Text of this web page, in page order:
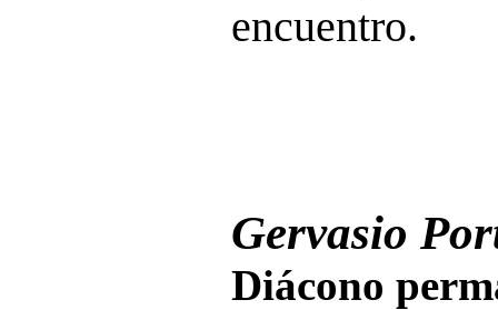
encuentro.
Gervasio
Diácono